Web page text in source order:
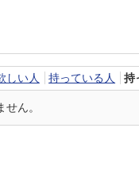
しい人 持っている人 持
ん。